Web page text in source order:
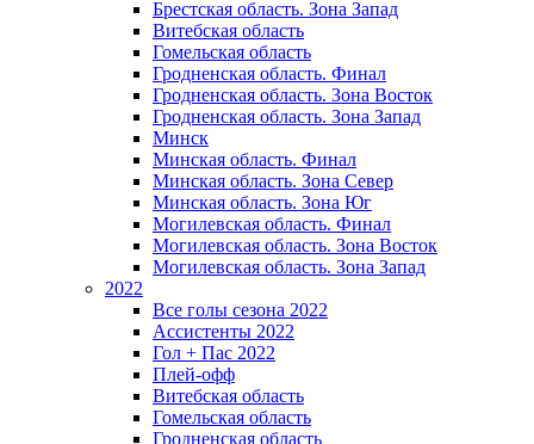
Брестская область. Зона Запад
Витебская область
Гомельская область
Гродненская область. Финал
Гродненская область. Зона Восток
Гродненская область. Зона Запад
Минск
Минская область. Финал
Минская область. Зона Север
Минская область. Зона Юг
Могилевская область. Финал
Могилевская область. Зона Восток
Могилевская область. Зона Запад
2022
Все голы сезона 2022
Ассистенты 2022
Гол + Пас 2022
Плей-офф
Витебская область
Гомельская область
Гродненская область